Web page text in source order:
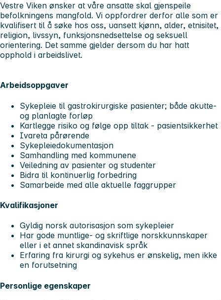
Vestre Viken ønsker at våre ansatte skal gjenspeile
befolkningens mangfold. Vi oppfordrer derfor alle som er
kvalifisert til å søke hos oss, uansett kjønn, alder, etnisitet,
religion, livssyn, funksjonsnedsettelse og seksuell
orientering. Det samme gjelder dersom du har hatt
opphold i arbeidslivet.
Arbeidsoppgaver
Sykepleie til gastrokirurgiske pasienter; både akutte-
og planlagte forløp
Kartlegge risiko og følge opp tiltak - pasientsikkerhet
Ivareta pårørende
Sykepleiedokumentasjon
Samhandling med kommunene
Veiledning av pasienter og studenter
Bidra til kontinuerlig forbedring
Samarbeide med alle aktuelle faggrupper
Kvalifikasjoner
Gyldig norsk autorisasjon som sykepleier
Har gode muntlige- og skriftlige norskkunnskaper
eller i et annet skandinavisk språk
Erfaring fra kirurgi og sykehus er ønskelig, men ikke
en forutsetning
Personlige egenskaper